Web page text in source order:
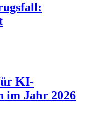
KI-
im Jahr 2026